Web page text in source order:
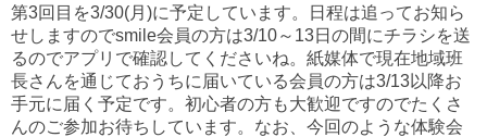
第3回目を3/30(月)に予定しています。日程は追ってお知ら
せしますのでsmile会員の方は3/10～13日の間にチラシを送
るのでアプリで確認してくださいね。紙媒体で現在地域班
長さんを通じておうちに届いている会員の方は3/13以降お
手元に届く予定です。初心者の方も大歓迎ですのでたくさ
んのご参加お待ちしています。なお、今回のような体験会